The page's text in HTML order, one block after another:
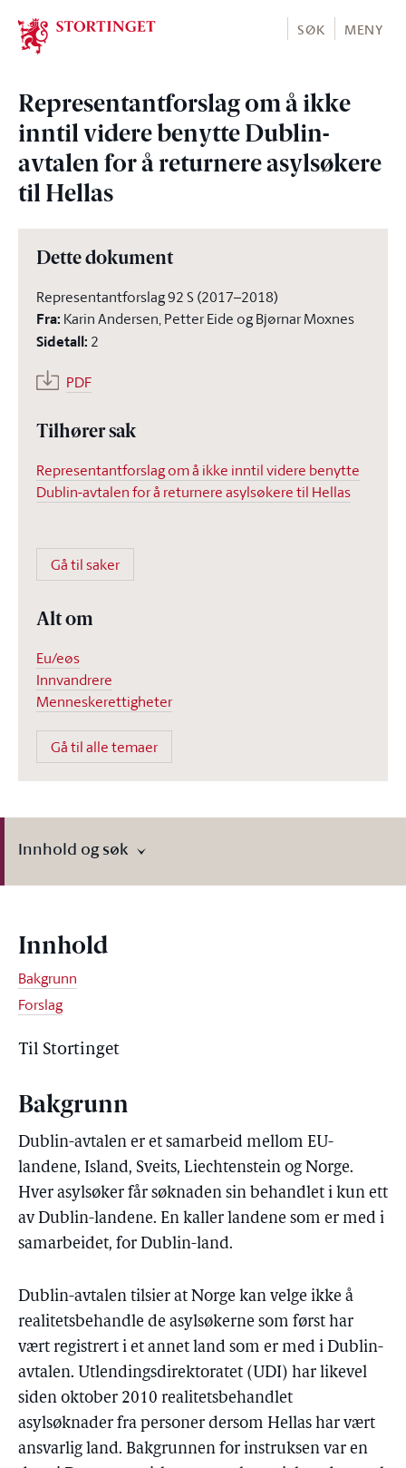
Stortinget.no
SØK MENY
Representantforslag om å ikke
inntil videre benytte Dublin-
avtalen for å returnere asylsøkere
til Hellas
Dette dokument
Representantforslag 92 S (2017–2018)
Fra: Karin Andersen, Petter Eide og Bjørnar Moxnes
Sidetall: 2
PDF
Tilhører sak
Representantforslag om å ikke inntil videre benytte
Dublin-avtalen for å returnere asylsøkere til Hellas
Gå til saker
Alt om
Eu/eøs
Innvandrere
Menneskerettigheter
Gå til alle temaer
Innhold og søk
Innhold
Bakgrunn
Forslag
Til Stortinget
Bakgrunn
Dublin-avtalen er et samarbeid mellom EU-
landene, Island, Sveits, Liechtenstein og Norge.
Hver asylsøker får søknaden sin behandlet i kun ett
av Dublin-landene. En kaller landene som er med i
samarbeidet, for Dublin-land.
Dublin-avtalen tilsier at Norge kan velge ikke å
realitetsbehandle de asylsøkerne som først har
vært registrert i et annet land som er med i Dublin-
avtalen. Utlendingsdirektoratet (UDI) har likevel
siden oktober 2010 realitetsbehandlet
asylsøknader fra personer dersom Hellas har vært
ansvarlig land. Bakgrunnen for instruksen var en